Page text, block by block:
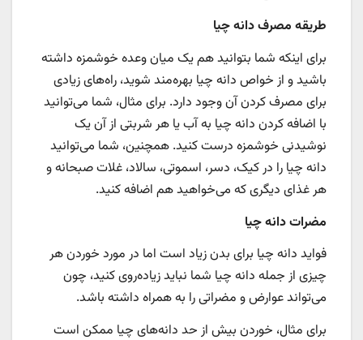
طریقه مصرف دانه چیا
برای اینکه شما بتوانید هم یک میان وعده خوشمزه داشته
باشید و از خواص دانه چیا بهره‌مند شوید، راه‌های زیادی
برای مصرف کردن آن وجود دارد. برای مثال، شما می‌توانید
با اضافه کردن دانه چیا به آب یا هر شربتی از آن یک
نوشیدنی خوشمزه درست کنید. همچنین، شما می‌توانید
دانه چیا را در کیک، دسر، اسموتی، سالاد، غلات صبحانه و
هر غذای دیگری که می‌خواهید هم اضافه کنید.
مضرات دانه چیا
فواید دانه چیا برای بدن زیاد است اما در مورد خوردن هر
چیزی از جمله دانه چیا شما نباید زیاده‌روی کنید، چون
می‌تواند عوارض و مضراتی را به همراه داشته باشد.
برای مثال، خوردن بیش از حد دانه‌های چیا ممکن است